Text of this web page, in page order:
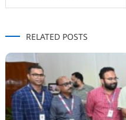
RELATED POSTS